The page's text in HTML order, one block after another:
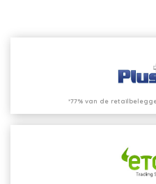
*77% van de